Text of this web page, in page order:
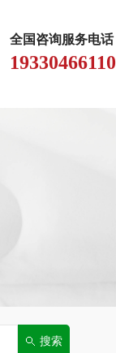
全国咨询服务电话
19330466110